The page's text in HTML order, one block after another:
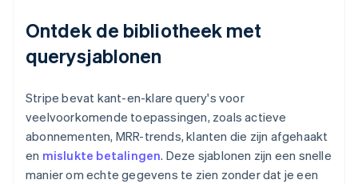
Ontdek de bibliotheek met
querysjablonen
Stripe bevat kant-en-klare query's voor
veelvoorkomende toepassingen, zoals actieve
abonnementen, MRR-trends, klanten die zijn afgehaakt
en mislukte betalingen. Deze sjablonen zijn een snelle
manier om echte gegevens te zien zonder dat je een